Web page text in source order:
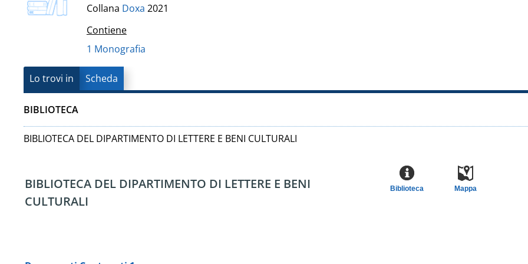
del
documento
Collana Doxa 2021
Contiene
1 Monografia
Lo trovi in Scheda
BIBLIOTECA
BIBLIOTECA DEL DIPARTIMENTO DI LETTERE E BENI CULTURALI
BIBLIOTECA DEL DIPARTIMENTO DI LETTERE E BENI
CULTURALI
Mappa
Biblioteca